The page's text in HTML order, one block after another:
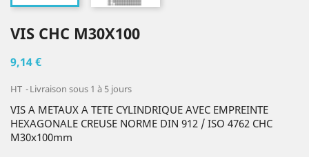
VIS CHC M30X100
9,14 €
HT Livraison sous 1 à 5 jours
VIS A METAUX A TETE CYLINDRIQUE AVEC EMPREINTE
HEXAGONALE CREUSE NORME DIN 912 / ISO 4762 CHC
M30x100mm